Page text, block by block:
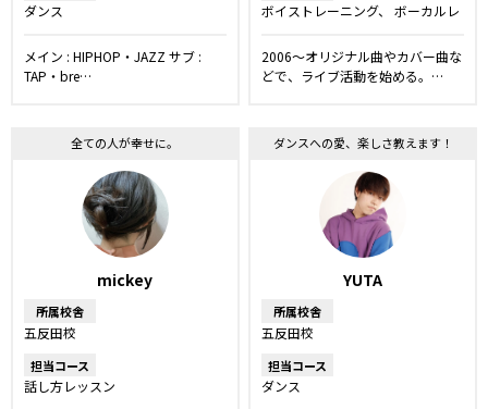
ダンス
メイン : HIPHOP・JAZZ サブ :
TAP・bre…
ボイストレーニング
ボーカルレ
2006〜オリジナル曲やカバー曲な
どで、ライブ活動を始める。…
全ての人が幸せに。
mickey
所属校舎
五反田校
担当コース
話し方レッスン
ダンスへの愛、楽しさ教えます！
YUTA
所属校舎
五反田校
担当コース
ダンス